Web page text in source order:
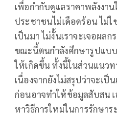
เพื่อกำกับดูแลราคาพลังงา
ประชาชนไม่เดือดร้อน ไม่
เป็นมา ไม่งั้นเราจะเจอผล
ขณะนี้ตนกำลังศึกษารูปแบบ
ให้เกิดขึ้น ทั้งนี้ในส่วนแนว
เนื่องจากยังไม่สรุปว่าจะเ
ก่อนอาจทำให้ข้อมูลสับสน เ
หาวิธีการใหม่ในการรักษา